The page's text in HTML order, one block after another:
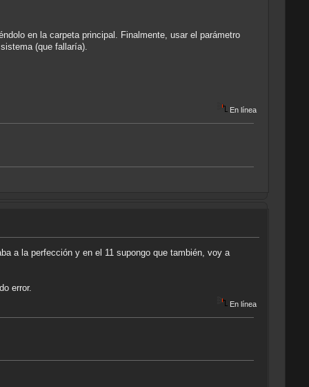
en la carpeta principal. Finalmente, usar el parámetro
(que fallaría).
En línea
a la perfección y en el 11 supongo que también, voy a
error.
En línea